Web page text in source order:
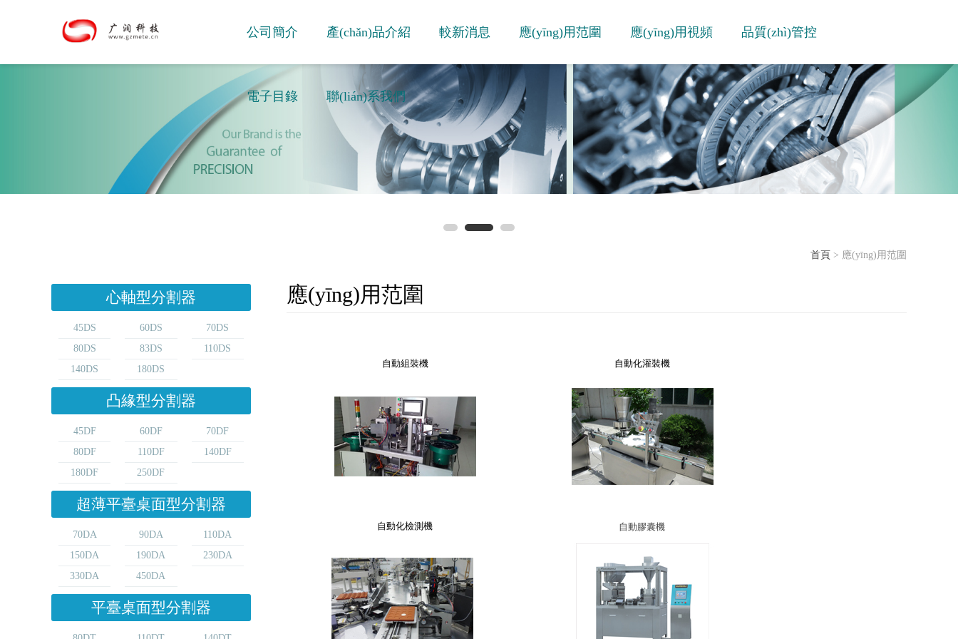
公司簡介 產(chǎn)品介紹 較新消息 應(yīng)用范圍 應(yīng)用視頻 品質(zhì)管控
電子目錄 聯(lián)系我們
首頁 > 應(yīng)用范圍
心軸型分割器
45DS 60DS
70DS
80DS
83DS
110DS
140DS
180DS
凸緣型分割器
45DF 60DF
70DF
80DF
110DF
140DF
180DF
250DF
超薄平臺桌面型分割器
70DA 90DA
110DA
150DA
190DA
230DA
330DA
450DA
平臺桌面型分割器
應(yīng)用范圍
自動組裝機 自動化灌裝機
自動化檢測機 自動膠囊機